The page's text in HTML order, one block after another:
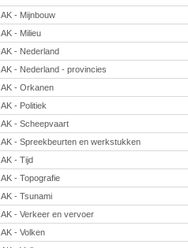
AK - Mijnbouw
AK - Milieu
AK - Nederland
AK - Nederland - provincies
AK - Orkanen
AK - Politiek
AK - Scheepvaart
AK - Spreekbeurten en werkstukken
AK - Tijd
AK - Topografie
AK - Tsunami
AK - Verkeer en vervoer
AK - Volken